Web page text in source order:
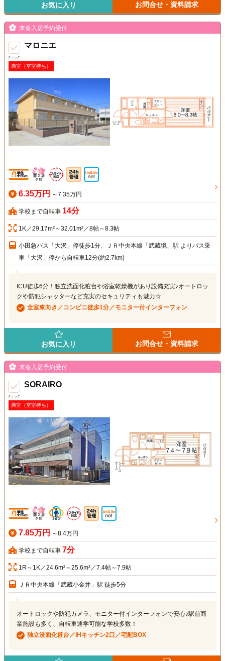
お気に入り お問合せ・資料請求
チェック
来春入居予約受付
マロニエ
満室（空室待ち）
6.35万円 ～7.35万円
学校まで自転車 14分
1K／29.17m²～32.01m²／8帖～8.3帖
小田急バス「大沢」停徒歩1分、ＪＲ中央本線「武蔵境」駅 よりバス乗
車「大沢」停から自転車12分(約2.7km)
ICU徒歩6分！独立洗面化粧台や浴室乾燥機があり設備充実♪オートロッ
クや防犯シャッターなど充実のセキュリティも魅力☆
全室東向き／コンビニ徒歩1分／モニター付インターフォン
お気に入り お問合せ・資料請求
チェック
来春入居予約受付
SORAIRO
満室（空室待ち）
7.85万円 ～8.4万円
学校まで自転車 7分
1R～1K／24.6m²～25.6m²／7.4帖～7.9帖
ＪＲ中央本線「武蔵小金井」駅 徒歩5分
オートロックや防犯カメラ、モニター付インターフォンで安心♪駅前商
業施設も多く、自転車通学可能な学校多数！
独立洗面化粧台／IHキッチン2口／宅配BOX